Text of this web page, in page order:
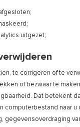
uitgezet;
te corrigeren of te
of bezwaar te
Dat betekent
naar
gegevensoverdraging